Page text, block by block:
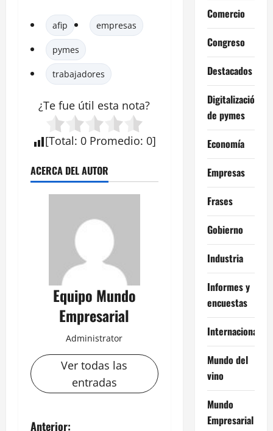
afip empresas
pymes
trabajadores
¿Te fue útil esta nota?
[Total: 0 Promedio: 0]
ACERCA DEL AUTOR
Equipo Mundo
Empresarial
Administrator
Ver todas las
entradas
Anterior:
Comercio
Congreso
Destacados
Digitalización
de pymes
Economía
Empresas
Frases
Gobierno
Industria
Informes y
encuestas
Internacional
Mundo del
vino
Mundo
Empresarial